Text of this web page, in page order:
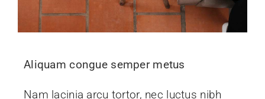
Aliquam congue semper metus
Nam lacinia arcu tortor, nec luctus nibh